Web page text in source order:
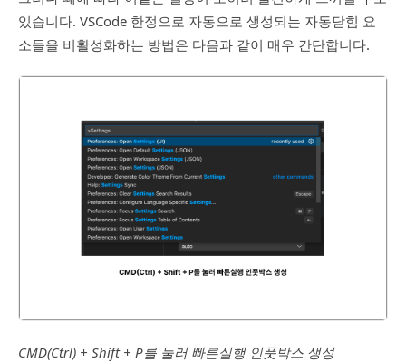
있습니다. VSCode 한정으로 자동으로 생성되는 자동닫힘 요
소들을 비활성화하는 방법은 다음과 같이 매우 간단합니다.
CMD(Ctrl) + Shift + P를 눌러 빠른실행 인풋박스 생성